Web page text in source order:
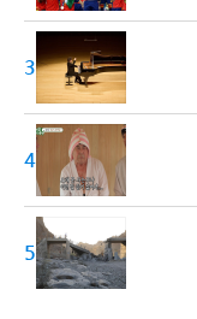
30대
40대
50대 ↑